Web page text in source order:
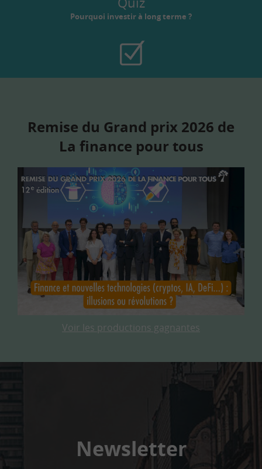
Pourquoi investir à long terme ?
Remise du Grand prix 2026 de
La finance pour tous
Voir les productions gagnantes
Newsletter